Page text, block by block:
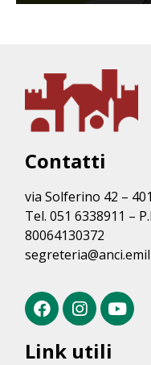
Contatti
via Solferino 42 –
Tel. 051 6338911 –
80064130372
Link utili